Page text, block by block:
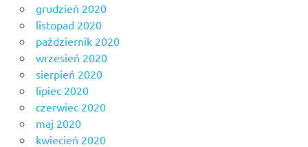
grudzień 2020
listopad 2020
październik 2020
wrzesień 2020
sierpień 2020
lipiec 2020
czerwiec 2020
maj 2020
kwiecień 2020